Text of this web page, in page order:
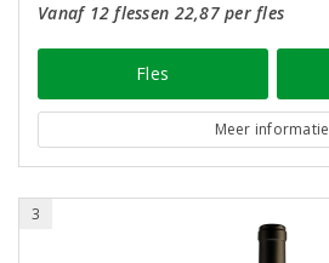
Vanaf 12 flessen 22,87 per fles
Fles
Meer informatie
3